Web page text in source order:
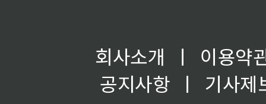
회사소개 ㅣ
이용약
공지사항
ㅣ
기사제